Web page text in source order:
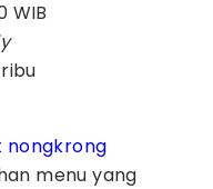
WIB
menu yang